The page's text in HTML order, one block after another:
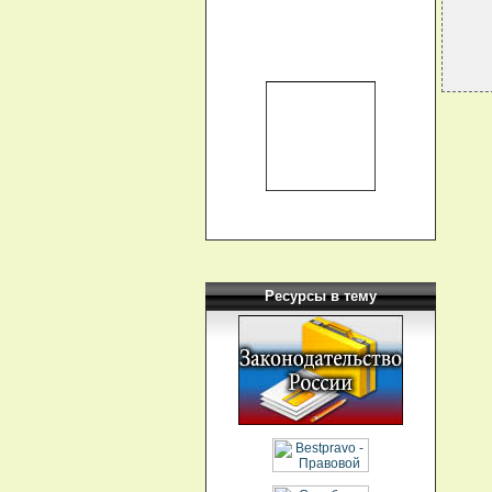
Ресурсы в тему